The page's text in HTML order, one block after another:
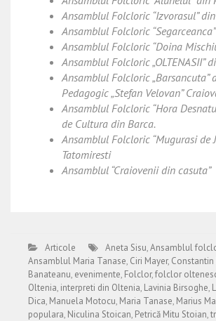
Ansamblul Folcloric “Izvorasul”
Ansamblul Folcloric “Segarceanca”
Ansamblul Folcloric “Doina
Ansamblul Folcloric „OLTENASII”
Ansamblul Folcloric „Barsancuta”
Pedagogic „Stefan Velovan”
Ansamblul Folcloric “Hora
de Cultura din Barca.
Ansamblul Folcloric “Mugurasi de
Tatomiresti
Ansamblul “Craiovenii din casuta”
Articole Aneta Sisu,Ansamblul
Ansamblul Maria Tanase, Ciri Mayer, Constantin
Banateanu, evenimente, Folclor,folclor
Oltenia, interpreti din Oltenia, Lavinia Birsoghe,
Dica, Manuela Motocu, Maria Tanase, Marius
populara, Niculina Stoican, Petrică Mitu Stoian,